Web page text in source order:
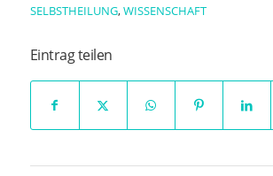
SELBSTHEILUNG,WISSENSCHAFT
Eintrag teilen